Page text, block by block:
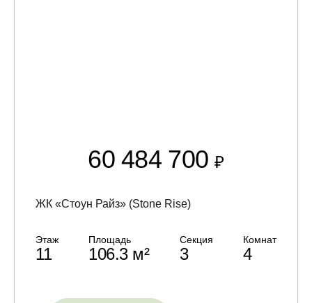
60 484 700₽
ЖК «Стоун Райз» (Stone Rise)
Этаж
11
Площадь
106.3 м²
Секция
3
Комнат
4